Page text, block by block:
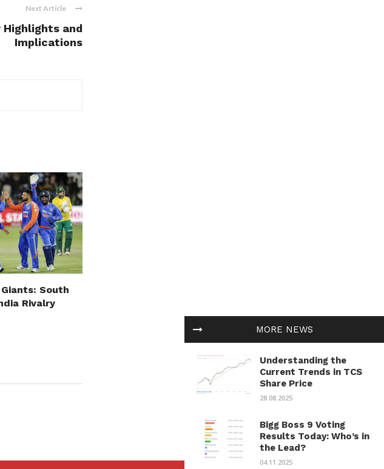
Next Article
Highlights and
Implications
South
Rivalry
MORE NEWS
Understanding the
Current Trends in TCS
Share Price
28.08.2025
Bigg Boss 9 Voting
Results Today: Who’s in
the Lead?
04.11.2025